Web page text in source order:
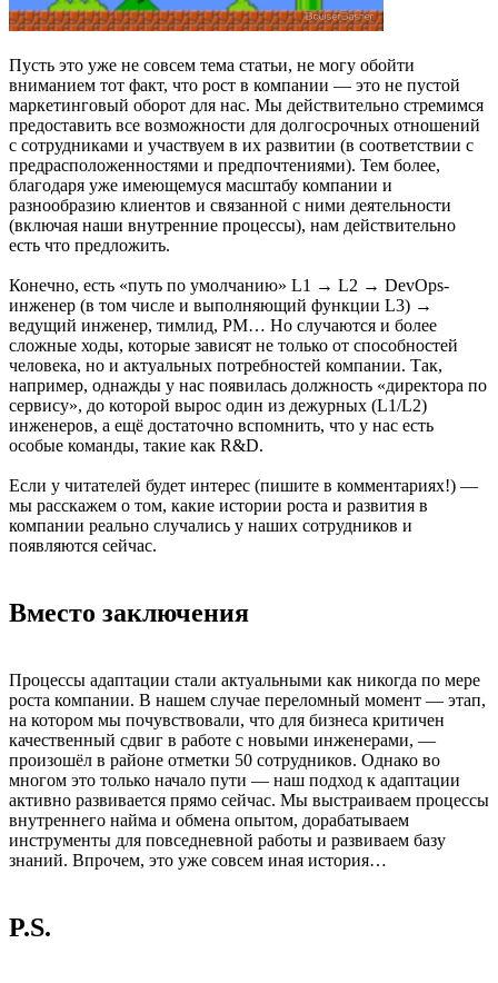
Пусть это уже не совсем тема статьи, не могу обойти
вниманием тот факт, что рост в компании — это не пустой
маркетинговый оборот для нас. Мы действительно стремимся
предоставить все возможности для долгосрочных отношений
с сотрудниками и участвуем в их развитии (в соответствии с
предрасположенностями и предпочтениями). Тем более,
благодаря уже имеющемуся масштабу компании и
разнообразию клиентов и связанной с ними деятельности
(включая наши внутренние процессы), нам действительно
есть что предложить.
Конечно, есть «путь по умолчанию» L1 → L2 → DevOps-
инженер (в том числе и выполняющий функции L3) →
ведущий инженер, тимлид, PM… Но случаются и более
сложные ходы, которые зависят не только от способностей
человека, но и актуальных потребностей компании. Так,
например, однажды у нас появилась должность «директора по
сервису», до которой вырос один из дежурных (L1/L2)
инженеров, а ещё достаточно вспомнить, что у нас есть
особые команды, такие как R&D.
Если у читателей будет интерес (пишите в комментариях!) —
мы расскажем о том, какие истории роста и развития в
компании реально случались у наших сотрудников и
появляются сейчас.
Вместо заключения
Процессы адаптации стали актуальными как никогда по мере
роста компании. В нашем случае переломный момент — этап,
на котором мы почувствовали, что для бизнеса критичен
качественный сдвиг в работе с новыми инженерами, —
произошёл в районе отметки 50 сотрудников. Однако во
многом это только начало пути — наш подход к адаптации
активно развивается прямо сейчас. Мы выстраиваем процессы
внутреннего найма и обмена опытом, дорабатываем
инструменты для повседневной работы и развиваем базу
знаний. Впрочем, это уже совсем иная история…
P.S.